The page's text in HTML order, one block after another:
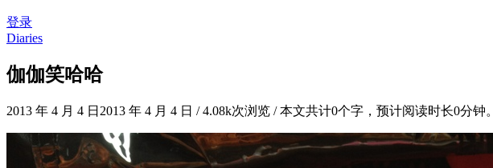
登录
Diaries
伽伽笑哈哈
2013 年 4 月 4 日 2013 年 4 月 4 日 /4.08k次浏览 /本文共计0个字，预计阅读时长0分钟。